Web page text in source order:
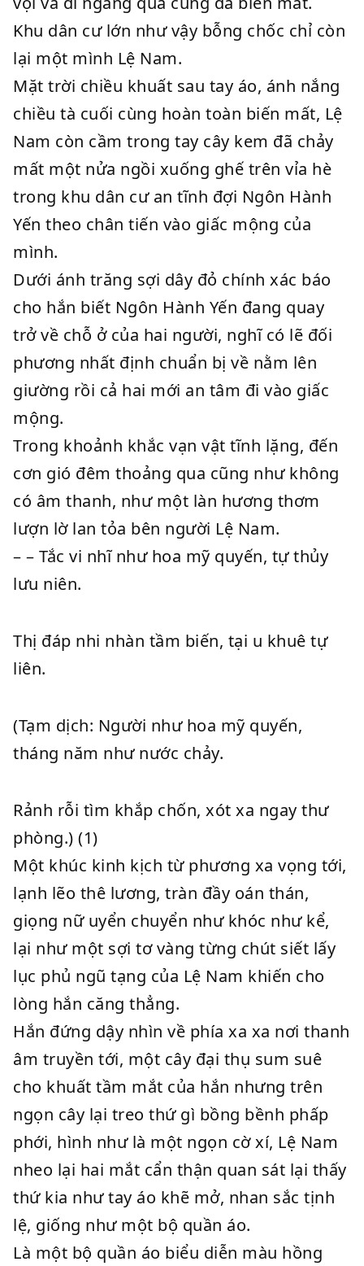
Khu dân cư lớn như vậy bỗng chốc chỉ còn
lại một mình Lệ Nam.
Mặt trời chiều khuất sau tay áo, ánh nắng
chiều tà cuối cùng hoàn toàn biến mất, Lệ
Nam còn cầm trong tay cây kem đã chảy
mất một nửa ngồi xuống ghế trên vỉa hè
trong khu dân cư an tĩnh đợi Ngôn Hành
Yến theo chân tiến vào giấc mộng của
mình.
Dưới ánh trăng sợi dây đỏ chính xác báo
cho hắn biết Ngôn Hành Yến đang quay
trở về chỗ ở của hai người, nghĩ có lẽ đối
phương nhất định chuẩn bị về nằm lên
giường rồi cả hai mới an tâm đi vào giấc
mộng.
Trong khoảnh khắc vạn vật tĩnh lặng, đến
cơn gió đêm thoảng qua cũng như không
có âm thanh, như một làn hương thơm
lượn lờ lan tỏa bên người Lệ Nam.
– – Tắc vi nhĩ như hoa mỹ quyến, tự thủy
lưu niên.
Thị đáp nhi nhàn tầm biến, tại u khuê tự
liên.
(Tạm dịch: Người như hoa mỹ quyến,
tháng năm như nước chảy.
Rảnh rỗi tìm khắp chốn, xót xa ngay thư
phòng.) (1)
Một khúc kinh kịch từ phương xa vọng tới,
lạnh lẽo thê lương, tràn đầy oán thán,
giọng nữ uyển chuyển như khóc như kể,
lại như một sợi tơ vàng từng chút siết lấy
lục phủ ngũ tạng của Lệ Nam khiến cho
lòng hắn căng thẳng.
Hắn đứng dậy nhìn về phía xa xa nơi thanh
âm truyền tới, một cây đại thụ sum suê
cho khuất tầm mắt của hắn nhưng trên
ngọn cây lại treo thứ gì bồng bềnh phấp
phới, hình như là một ngọn cờ xí, Lệ Nam
nheo lại hai mắt cẩn thận quan sát lại thấy
thứ kia như tay áo khẽ mở, nhan sắc tịnh
lệ, giống như một bộ quần áo.
Là một bộ quần áo biểu diễn màu hồng